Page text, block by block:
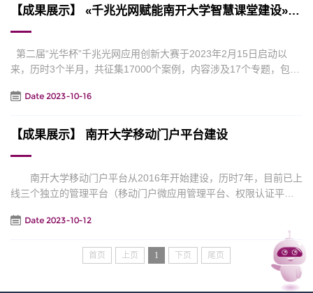
模部署进行统一统筹和规划。南开大学校园网IPv6技术升级时优先【成果展示】 «千兆光网赋能南开大学智慧课堂建设»方案
第二届“光华杯”千兆光网应用创新大赛于2023年2月15日启动以
来，历时3个半月，共征集17000个案例，内容涉及17个专题，包括
等国家战略关注领域之外，智慧教育、创新方案、智慧城市、智慧
赛数量也很多。其中南开大学同中国联合网络通信有限公司天津分
Date 2023-10-16
【成果展示】 南开大学移动门户平台建设
南开大学移动门户平台从2016年开始建设，历时7年，目前已上
线三个独立的管理平台（移动门户微应用管理平台、权限认证平
理系统。为师生提供8大类数十个应用和服务，涵盖了教学、管理、
生活、财务、图书、迎新等多个方面。 平台利用第三方开放平
台建设智慧校园移动服务，连接校内资源，打造高校内部治理的智
Date 2023-10-12
首页 上页 1 下页 尾页